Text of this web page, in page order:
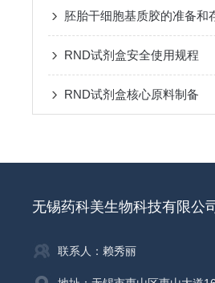
胚胎干细胞基质胶的准备和
RND试剂盒安全使用规程
RND试剂盒核心原料制备
无锡药科美生物科技有限公司
联系人：赖秀丽